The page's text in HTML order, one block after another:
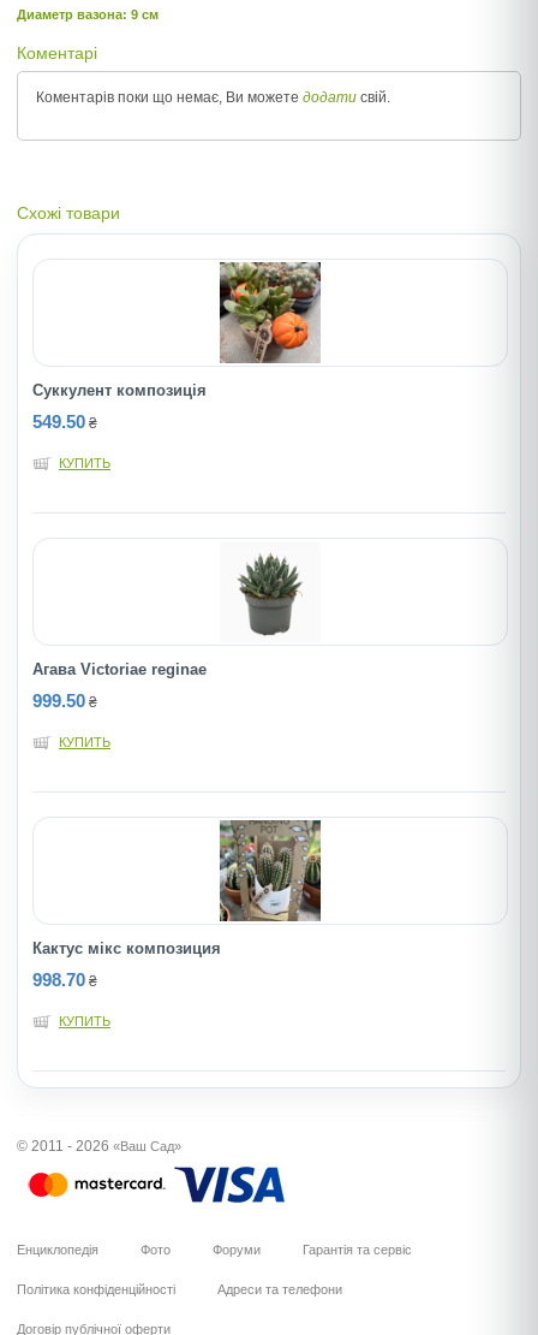
Диаметр вазона: 9 см
Коментарі
Коментарів поки що немає, Ви можете додати свій.
Схожі товари
Суккулент композиція
549.50 ₴
КУПИТЬ
Агава Victoriae reginae
999.50 ₴
КУПИТЬ
Кактус мiкс композиция
998.70 ₴
КУПИТЬ
© 2011 - 2026 «Ваш Сад»
Енциклопедія Фото Форуми Гарантія та сервіс
Політика конфіденційності Адреси та телефони
Договір публічної оферти